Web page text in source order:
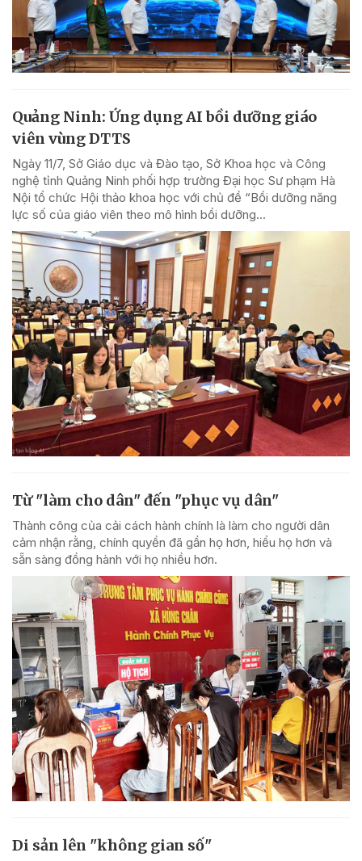
Quảng Ninh: Ứng dụng AI bồi dưỡng giáo
viên vùng DTTS
Ngày 11/7, Sở Giáo dục và Đào tạo, Sở Khoa học và Công
nghệ tỉnh Quảng Ninh phối hợp trường Đại học Sư phạm Hà
Nội tổ chức Hội thảo khoa học với chủ đề “Bồi dưỡng năng
lực số của giáo viên theo mô hình bồi dưỡng...
Từ "làm cho dân" đến "phục vụ dân"
Thành công của cải cách hành chính là làm cho người dân
cảm nhận rằng, chính quyền đã gần họ hơn, hiểu họ hơn và
sẵn sàng đồng hành với họ nhiều hơn.
Di sản lên "không gian số"